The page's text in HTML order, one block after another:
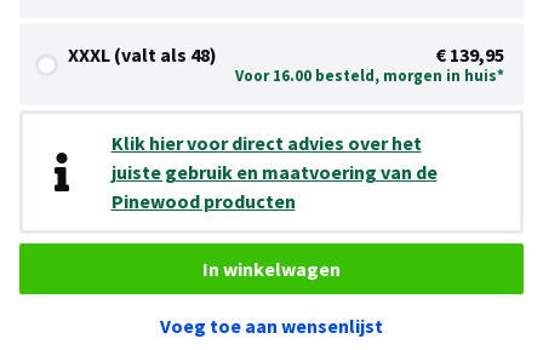
XXXL (valt als 48) € 139,95
Voor 16.00 besteld, morgen in huis*
Klik hier voor direct advies over het
juiste gebruik en maatvoering van de
Pinewood producten
In winkelwagen
Voeg toe aan wensenlijst